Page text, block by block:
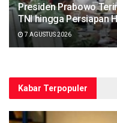
Presiden Prabowo
TNI hingga Persiapan
7 AGUSTUS 2026
Kabar Terpopuler